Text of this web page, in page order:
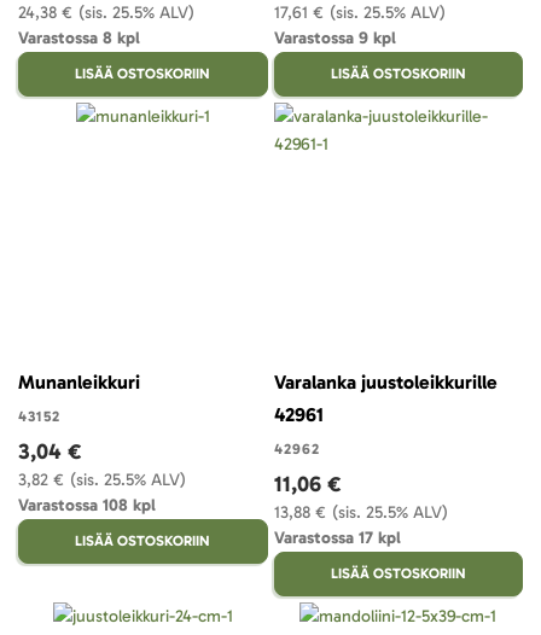
(sis. 25.5% ALV)
24,38 €
Varastossa 8 kpl
LISÄÄ OSTOSKORIIN
(sis. 25.5% ALV)
17,61 €
Varastossa 9 kpl
LISÄÄ OSTOSKORIIN
Munanleikkuri
43152
(sis. 25.5% ALV)
3,82 €
3,04 €
Varastossa 108 kpl
LISÄÄ OSTOSKORIIN
Varalanka juustoleikkurille
42961
42962
(sis. 25.5% ALV)
13,88 €
11,06 €
Varastossa 17 kpl
LISÄÄ OSTOSKORIIN